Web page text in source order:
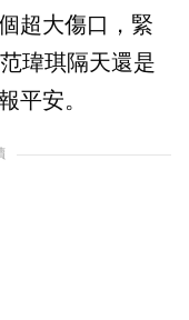
超大傷口，緊
瑋琪隔天還是
平安。